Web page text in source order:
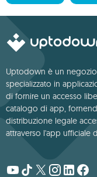
Uptodown è un
specializzato in
di fornire un accesso
catalogo di app,
distribuzione legale
attraverso l'app ufficiale